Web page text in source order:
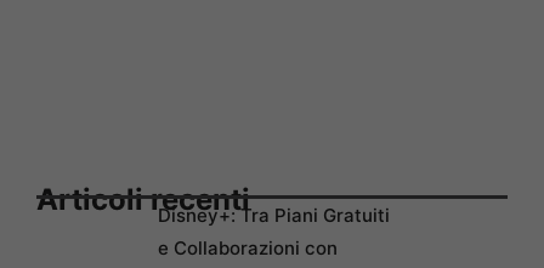
Articoli recentiDisney+: Tra Piani Gratuiti
e Collaborazioni con